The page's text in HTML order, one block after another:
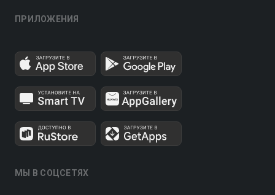
ПРИЛОЖЕНИЯ
МЫ В СОЦСЕТЯХ